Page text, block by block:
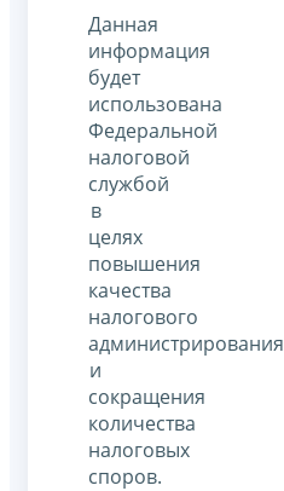
Данная
информация
будет
использована
Федеральной
налоговой
службой
в
целях
повышения
качества
налогового
администрирования
и
сокращения
количества
налоговых
споров.